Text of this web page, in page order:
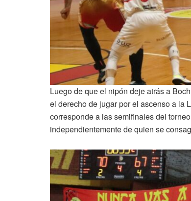
Luego de que el nipón deje atrás a
el derecho de jugar por el ascenso a la
corresponde a las semifinales del
independientemente de quien se